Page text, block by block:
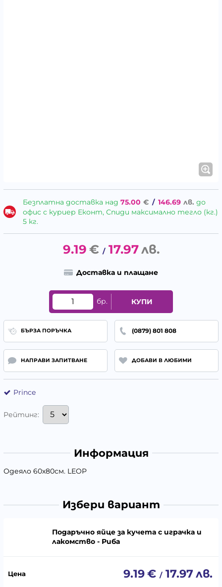
Безплатна доставка над 75.00 € / 146.69 лв. до
офис с куриер Еконт, Спиди максимално тегло (кг.)
5 кг.
9.19 € / 17.97лв.
Доставка и плащане
бр. КУПИ
БЪРЗА ПОРЪЧКА (0879) 801 808
НАПРАВИ ЗАПИТВАНЕ ДОБАВИ В ЛЮБИМИ
Prince
Рейтинг:
Информация
Одеяло 60х80см. LEOP
Избери вариант
Подаръчно яйце за кучета с играчка и
лакомство - Риба
9.19€ / 17.97лв.